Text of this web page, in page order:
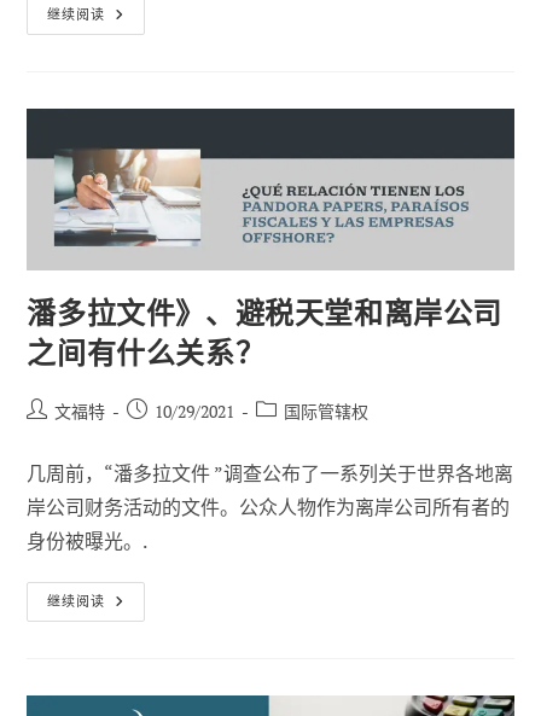
继续阅读 国
际
对
源
行
业
的
影
响
潘多拉文件》、避税天堂和离岸公司
之间有什么关系？
帖
作
者
文福特
已
布：
10/29/2021
职
类
别
国际管辖权
几周前，“潘多拉文件 ”调查公布了一系列关于世界各地离
岸公司财务活动的文件。公众人物作为离岸公司所有者的
身份被曝光。.
继续阅读 潘
多
税